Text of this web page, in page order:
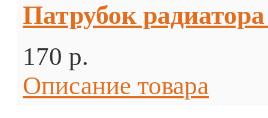
Патрубок
170 p.
Описание товара